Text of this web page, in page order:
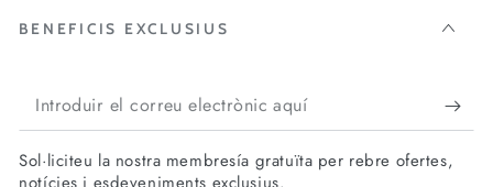
BENEFICIS EXCLUSIUS
Introduir
el
correu
Sol·liciteu la nostra membresía gratuïta per rebre ofertes,